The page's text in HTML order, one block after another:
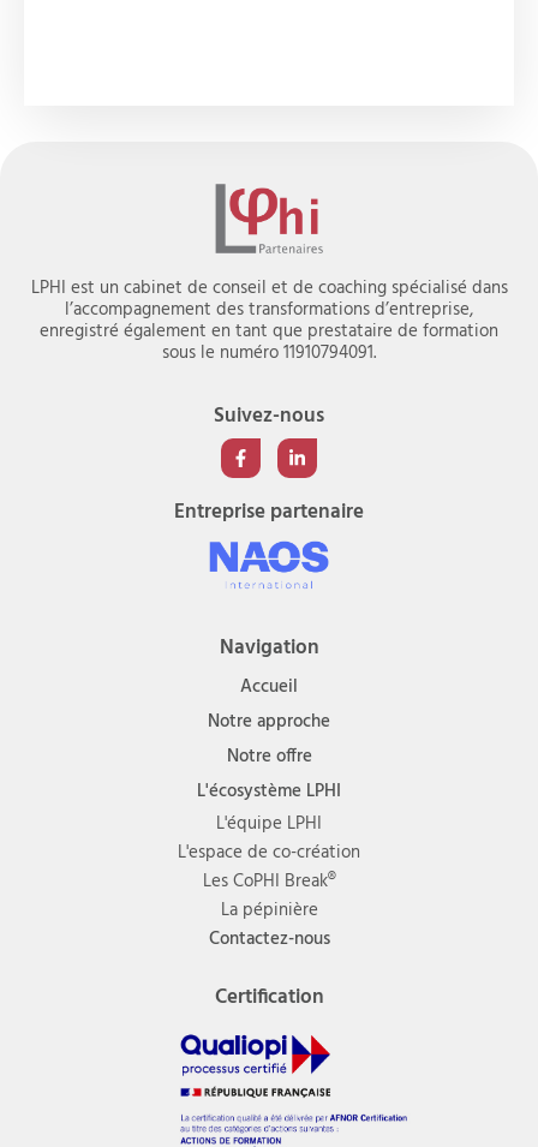
LPHI est un cabinet de conseil et de coaching spécialisé dans
l’accompagnement des transformations d’entreprise,
enregistré également en tant que prestataire de formation
sous le numéro 11910794091.
Suivez-nous
Entreprise partenaire
Navigation
Accueil
Notre approche
Notre offre
L'écosystème LPHI
L'équipe LPHI
L'espace de co-création
Les CoPHI Break®
La pépinière
Contactez-nous
Certification